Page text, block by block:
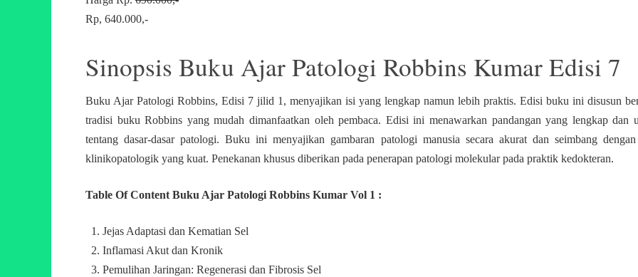
Rp, 640.000,-
Sinopsis Buku Ajar Patologi Robbins Kumar Edisi 7
Buku Ajar Patologi Robbins, Edisi 7 jilid 1, menyajikan isi yang lengkap namun lebih praktis. Edisi buku ini disusun
tradisi buku Robbins yang mudah dimanfaatkan oleh pembaca. Edisi ini menawarkan pandangan yang lengkap dan
tentang dasar-dasar patologi. Buku ini menyajikan gambaran patologi manusia secara akurat dan seimbang
klinikopatologik yang kuat. Penekanan khusus diberikan pada penerapan patologi molekular pada praktik kedokteran.
Table Of Content Buku Ajar Patologi Robbins Kumar Vol 1 :
Jejas Adaptasi dan Kematian Sel
Inflamasi Akut dan Kronik
Pemulihan Jaringan: Regenerasi dan Fibrosis Sel